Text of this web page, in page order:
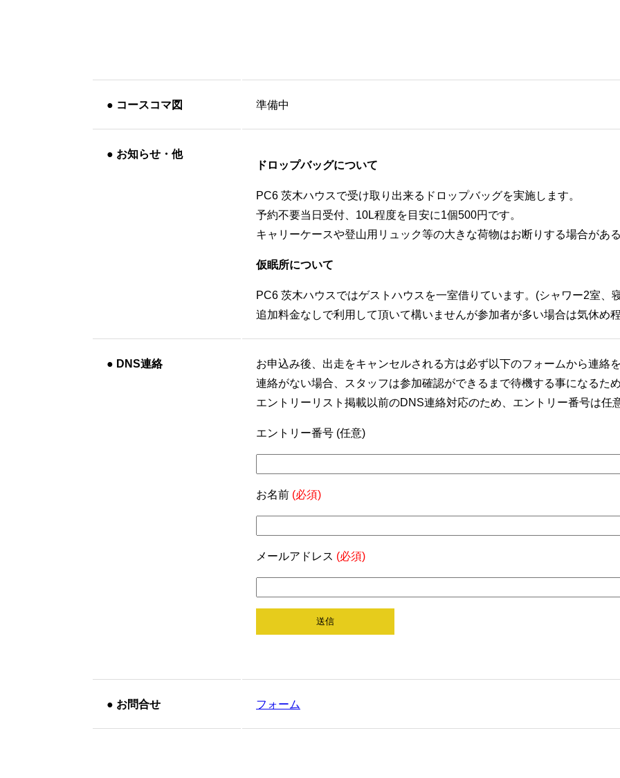
● コースコマ図 準備中
● お知らせ・他
ドロップバッグについて
PC6 茨木ハウスで受け取り出来るドロップバッグを実施します。
予約不要当日受付、10L程度を目安に1個500円です。
キャリーケースや登山用リュック等の大きな荷物はお断りする場合があ
仮眠所について
PC6 茨木ハウスではゲストハウスを一室借りています。(シャワー2室、
追加料金なしで利用して頂いて構いませんが参加者が多い場合は気休め
● DNS連絡
お申込み後、出走をキャンセルされる方は必ず以下のフォームから連絡
連絡がない場合、スタッフは参加確認ができるまで待機する事になるた
エントリーリスト掲載以前のDNS連絡対応のため、エントリー番号は任
エントリー番号 (任意)
お名前 (必須)
メールアドレス (必須)
● お問合せ フォーム